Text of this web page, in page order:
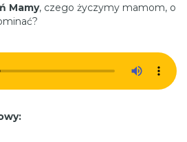
Mamy, czego życzymy mamom, o